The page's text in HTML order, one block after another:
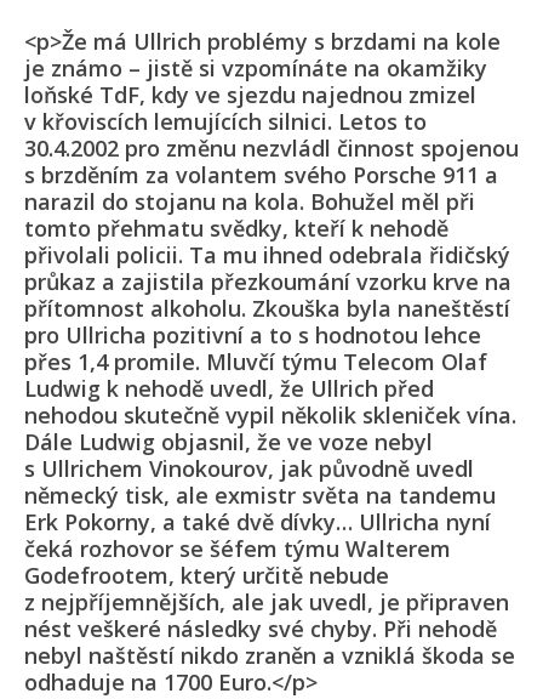
<p>Že má Ullrich problémy s brzdami na kole
je známo – jistě si vzpomínáte na okamžiky
loňské TdF, kdy ve sjezdu najednou zmizel
v křoviscích lemujících silnici. Letos to
30.4.2002 pro změnu nezvládl činnost spojenou
s brzděním za volantem svého Porsche 911 a
narazil do stojanu na kola. Bohužel měl při
tomto přehmatu svědky, kteří k nehodě
přivolali policii. Ta mu ihned odebrala řidičský
průkaz a zajistila přezkoumání vzorku krve na
přítomnost alkoholu. Zkouška byla naneštěstí
pro Ullricha pozitivní a to s hodnotou lehce
přes 1,4 promile. Mluvčí týmu Telecom Olaf
Ludwig k nehodě uvedl, že Ullrich před
nehodou skutečně vypil několik skleniček vína.
Dále Ludwig objasnil, že ve voze nebyl
s Ullrichem Vinokourov, jak původně uvedl
německý tisk, ale exmistr světa na tandemu
Erk Pokorny, a také dvě dívky… Ullricha nyní
čeká rozhovor se šéfem týmu Walterem
Godefrootem, který určitě nebude
z nejpříjemnějších, ale jak uvedl, je připraven
nést veškeré následky své chyby. Při nehodě
nebyl naštěstí nikdo zraněn a vzniklá škoda se
odhaduje na 1700 Euro.</p>